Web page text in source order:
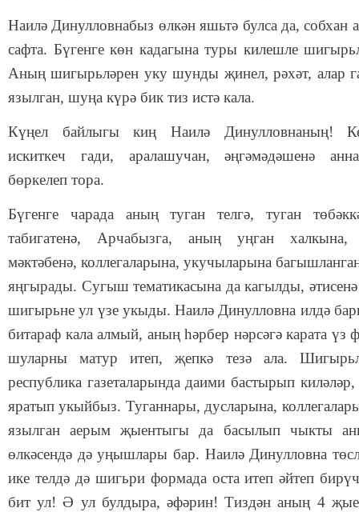
Наилә Динулловнабыз өлкән яшьтә булса да, собхан
сафта. Бүгенге көн кадагына туры килешле
Аның шигырьләрен уку шунды җинел, рәхәт, алар
язылган, шуңа күрә бик тиз истә кала.
Күңел байлыгы киң Наилә Динулловнаның!
искиткеч гади, аралашучан, әңгәмәдәшенә
бөркелеп тора.
Бүгенге чарада аның туган телгә, туган
табигатенә, Арчабызга, аның уңган
мәктәбенә, коллегаларына, укучыларына
яңгырады. Сугыш тематикасына да кагылды, әтисенә
шигырьне ул үзе укыды. Наилә Динулловна илдә
битараф кала алмый, аның һәрбер нәрсәгә карата үз
шуларны матур итеп, җепкә тезә ала.
республика газеталарында даими бастырып
яратып укыйбыз. Туганнары, дусларына,
язылган аерым җыентыгы да басылып чыкты
өлкәсендә дә уңышлары бар. Наилә Динулловна
ике телдә дә шигьри формада оста итеп әйтеп
бит ул! Ә ул булдыра, әфәрин! Тиздән аның 4